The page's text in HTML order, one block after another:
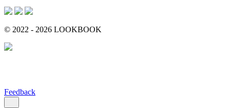
© 2022 - 2026 LOOKBOOK
Feedback